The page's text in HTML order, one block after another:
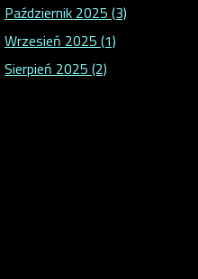
Październik 2025 (3)
Wrzesień 2025 (1)
Sierpień 2025 (2)